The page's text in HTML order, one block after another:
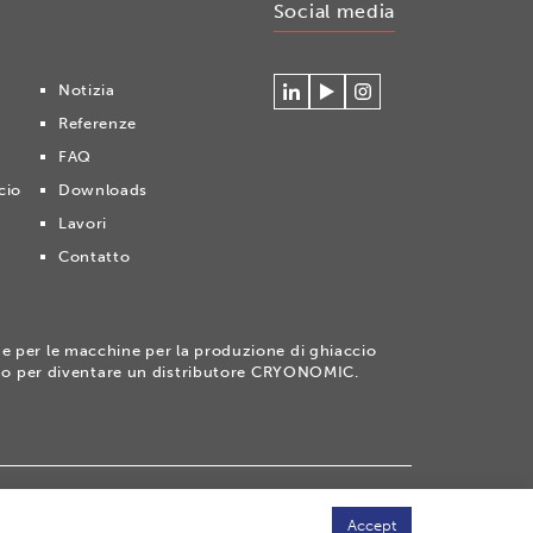
Notizia
Referenze
FAQ
Downloads
Lavori
Contatto
Social media
Connecteer
WatchVolg
per le macchine per la produzione di ghiaccio
per diventare un distributore CRYONOMIC.
Accept